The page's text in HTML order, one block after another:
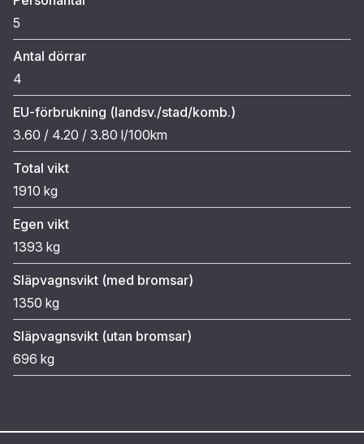
5
Antal dörrar
4
EU-förbrukning (landsv./stad/komb.)
3.60 / 4.20 / 3.80 l/100km
Total vikt
1910 kg
Egen vikt
1393 kg
Släpvagnsvikt (med bromsar)
1350 kg
Släpvagnsvikt (utan bromsar)
696 kg